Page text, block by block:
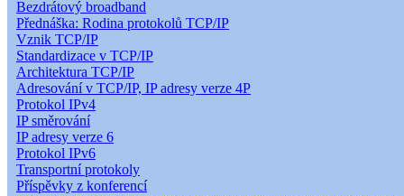
Bezdrátový broadband
Přednáška: Rodina protokolů TCP/IP
Vznik TCP/IP
Standardizace v TCP/IP
Architektura TCP/IP
Adresování v TCP/IP, IP adresy verze 4P
Protokol IPv4
IP směrování
IP adresy verze 6
Protokol IPv6
Transportní protokoly
Příspěvky z konferencí